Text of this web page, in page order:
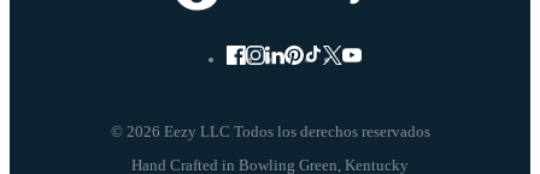
© 2026 Eezy LLC Todos los derechos reservados